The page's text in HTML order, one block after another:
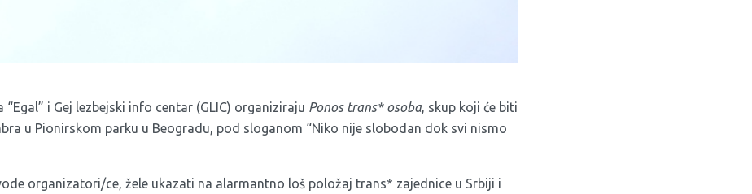
“Egal” i Gej lezbejski info centar (GLIC) organiziraju Ponos trans* osoba, skup koji će biti
u Pionirskom parku u Beogradu, pod sloganom “Niko nije slobodan dok svi nismo
organizatori/ce, žele ukazati na alarmantno loš položaj trans* zajednice u Srbiji i